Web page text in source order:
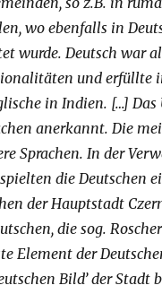
wo ebenfalls in
wurde. Deutsch war
und erfüllte
in Indien. […] Das
anerkannt. Die
Sprachen. In der
die Deutschen
der Hauptstadt
die sog.
Element der
Bild’ der Stadt